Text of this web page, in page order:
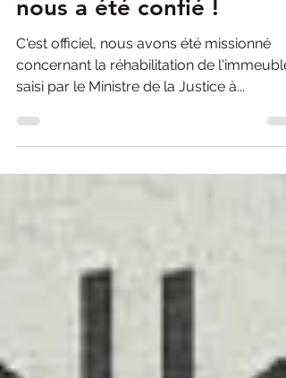
Coudekerque - Branche
nous a été confié !
C'est officiel, nous avons été missionné
saisi par le Ministre de la Justice à...